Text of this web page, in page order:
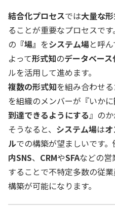
結合化プロセスでは大量な
ることが重要なプロセスです。
の 『場』 をシステム場と呼
よって形式知のデータベース
ルを活用して進めます。
複数の形式知を組み合わせ
を組織のメンバーが『いかに
到達できるようにする』のか
そうなると、 システム場は
ルでの構築が望ましいです。
内SNS、 CRMやSFAなどの営
することで不特定多数の従
構築が可能になります。